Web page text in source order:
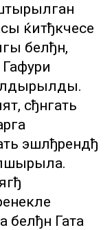
ќитђкчесе
белђн,
сђнгать
эшлђрендђ
белђн Гата